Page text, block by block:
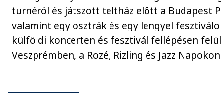
turnéról és játszott teltház előtt a Budapest
valamint egy osztrák és egy lengyel
külföldi koncerten és fesztivál fellépésen
Veszprémben, a Rozé, Rizling és Jazz